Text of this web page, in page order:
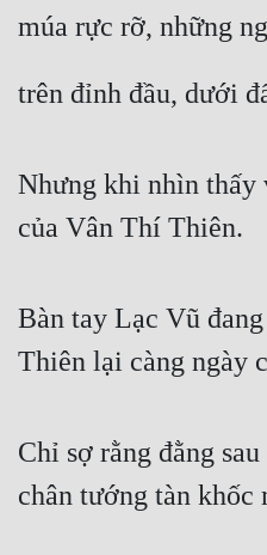
Đẹp Hiệp
Điềm Đạm
múa rực rỡ, những
trên đỉnh đầu, dưới
Nhưng khi nhìn thấy
của Vân Thí Thiên.
Bàn tay Lạc Vũ
Thiên lại càng ngày
Chỉ sợ rằng đằng
chân tướng tàn khốc